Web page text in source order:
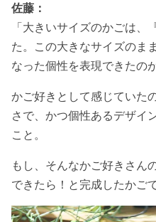
佐藤：
「大きいサイズのかごは
た。この大きなサイズのま
なった個性を表現できたの
かご好きとして感じていた
さで、かつ個性あるデザイ
こと。
もし、そんなかご好きさん
できたら！と完成したかご